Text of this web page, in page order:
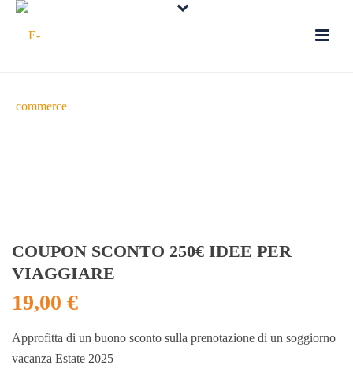
COUPON SCONTO 250€ IDEE PER
VIAGGIARE
19,00 €
Approfitta di un buono sconto sulla prenotazione di un soggiorno
vacanza Estate 2025